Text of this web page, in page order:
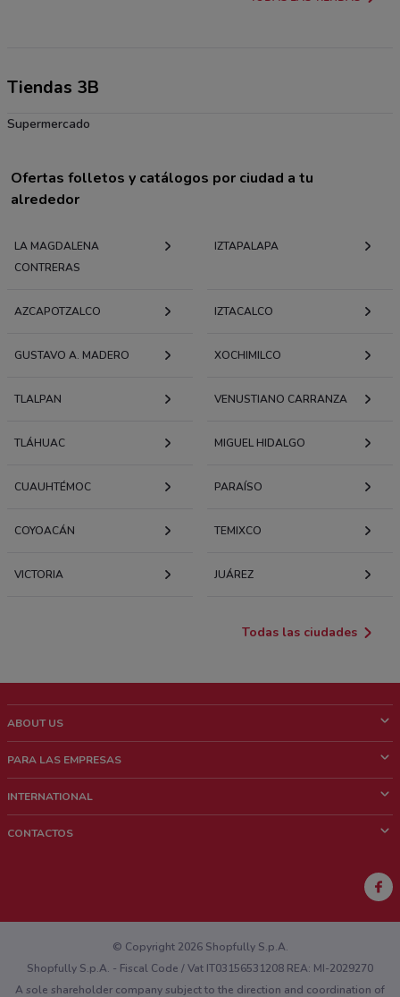
Tiendas 3B
Supermercado
Ofertas folletos y catálogos por ciudad a tu
alrededor
LA MAGDALENA
CONTRERAS
IZTAPALAPA
AZCAPOTZALCO IZTACALCO
GUSTAVO A. MADERO XOCHIMILCO
TLALPAN VENUSTIANO CARRANZA
TLÁHUAC MIGUEL HIDALGO
CUAUHTÉMOC PARAÍSO
COYOACÁN TEMIXCO
VICTORIA JUÁREZ
Todas las ciudades
ABOUT US
¿Quiénes Somos?
Trabaja con nosotros
PARA LAS EMPRESAS
Contacto comercial
INTERNATIONAL
CONTACTOS
¿Encontraste un problema en la web o en la aplicación?
© Copyright 2026 Shopfully S.p.A.
Shopfully S.p.A. - Fiscal Code / Vat IT03156531208 REA: MI-2029270
A sole shareholder company subject to the direction and coordination of